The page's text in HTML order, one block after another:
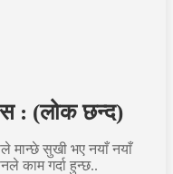
: (लोक छन्द)
मान्छे सुखी भए नयाँ नयाँ
काम गर्दा हुन्छ..